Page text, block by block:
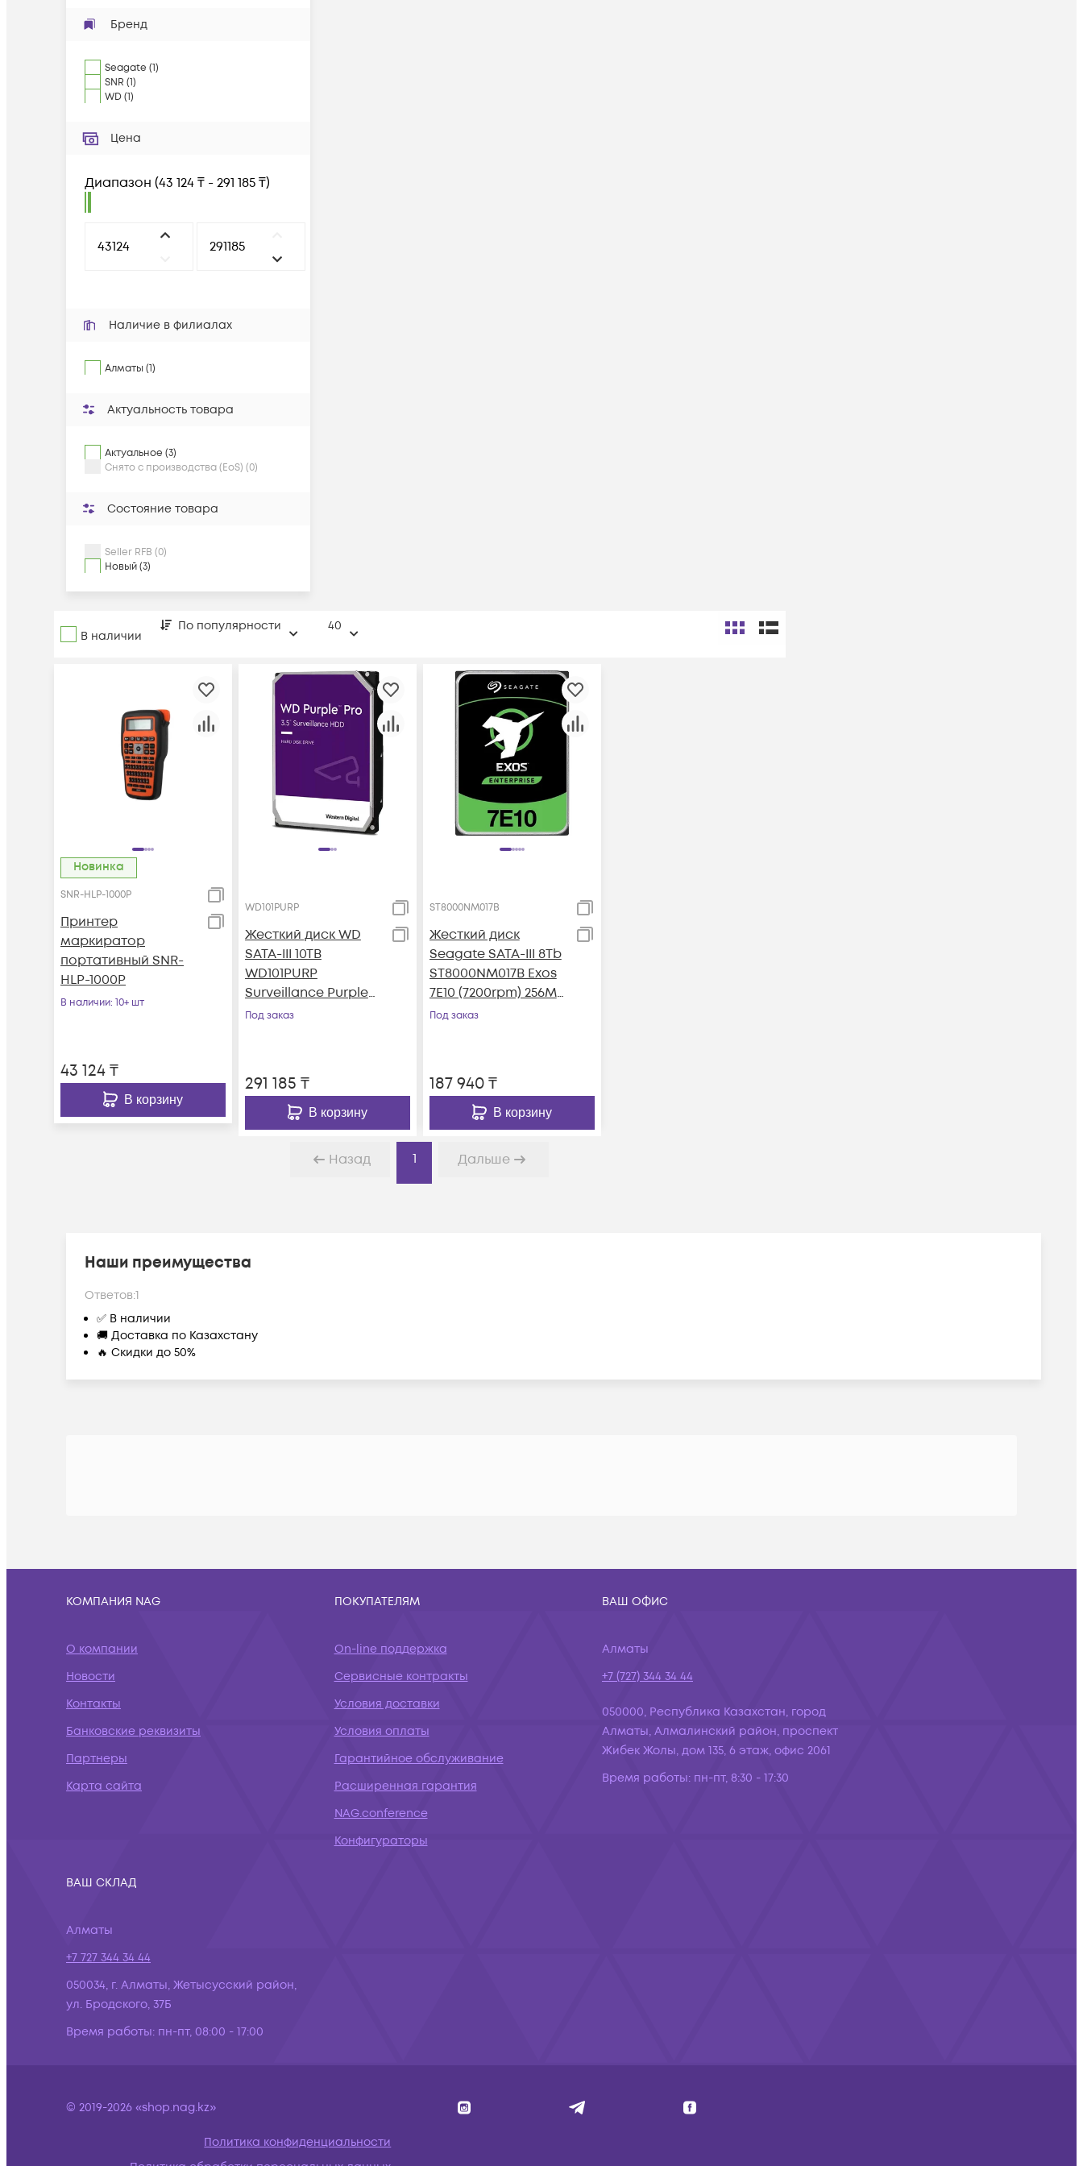
Бренд
Seagate (1)
SNR (1)
WD(1)
Цена
Диапазон (43 124 ₸ - 291 185 ₸)
Наличие в филиалах
Алматы (1)
Актуальность товара
Актуальное (3)
Снято с производства (EoS) (0)
Состояние товара
Seller RFB (0)
Новый (3)
В наличии
По популярности 40
Новинка
SNR-HLP-1000P
Принтер
маркиратор
портативный SNR-
HLP-1000P
В наличии: 10+ шт
43 124₸
В корзину
WD101PURP
Жесткий диск WD
SATA-III 10TB
WD101PURP
Surveillance Purple
Pro (7200rpm) 256Mb
Под заказ
291 185 ₸
В корзину
ST8000NM017B
Жесткий диск
Seagate SATA-III 8Tb
ST8000NM017B Exos
7E10 (7200rpm) 256Mb
3.5"
Под заказ
187 940₸
В корзину
Назад 1 Дальше
Наши преимущества
Ответов:1
✅ В наличии
🚚 Доставка по Казахстану
🔥 Скидки до 50%
КОМПАНИЯ NAG
О компании
Новости
Контакты
Банковские реквизиты
Партнеры
Карта сайта
ПОКУПАТЕЛЯМ
On-line поддержка
Сервисные контракты
Условия доставки
Условия оплаты
Гарантийное обслуживание
Расширенная гарантия
NAG.conference
Конфигураторы
ВАШ ОФИС
Алматы
+7 (727) 344 34 44
050000, Республика Казахстан, город
Алматы, Алмалинский район, проспект
Жибек Жолы, дом 135, 6 этаж, офис 2061
Время работы: пн-пт, 8:30 - 17:30
ВАШ СКЛАД
Алматы
+7 727 344 34 44
050034, г. Алматы, Жетысусский район,
ул. Бродского, 37Б
Время работы: пн-пт, 08:00 - 17:00
© 2019-2026 «shop.nag.kz»
Политика конфиденциальности